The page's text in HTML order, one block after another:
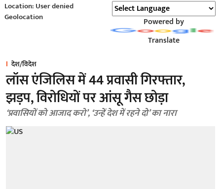
Location: User denied
Geolocation
Powered by
Translate
देश/विदेश
लॉस एंजिलिस में 44 प्रवासी गिरफ्तार,
झड़प, विरोधियों पर आंसू गैस छोड़ा
‘प्रवासियों को आजाद करो’, ‘उन्हें देश में रहने दो’ का नारा